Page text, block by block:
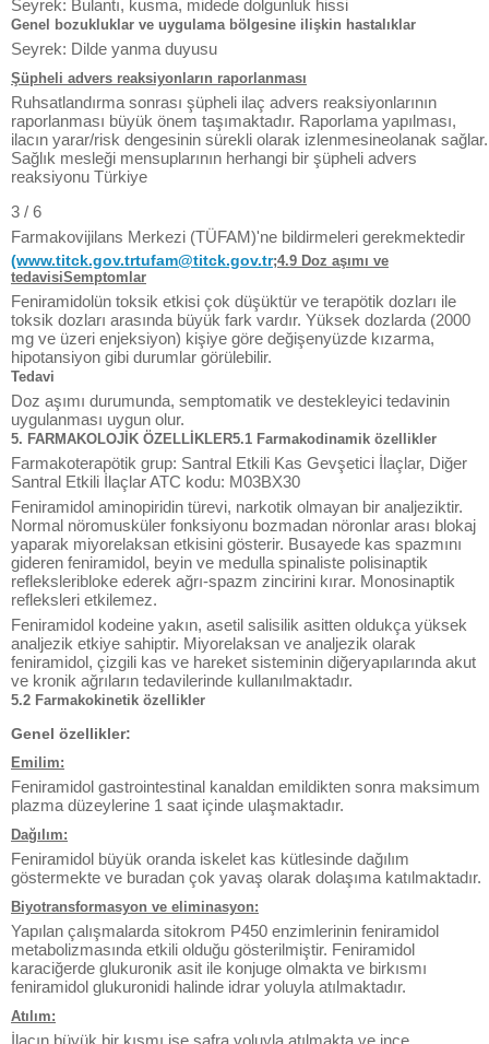
Seyrek: Bulantı, kusma, midede dolgunluk hissi
Genel bozukluklar ve uygulama bölgesine ilişkin hastalıklar
Seyrek: Dilde yanma duyusu
Şüpheli advers reaksiyonların raporlanması
Ruhsatlandırma sonrası şüpheli ilaç advers reaksiyonlarının
raporlanması büyük önem taşımaktadır. Raporlama yapılması,
ilacın yarar/risk dengesinin sürekli olarak izlenmesineolanak sağlar.
Sağlık mesleği mensuplarının herhangi bir şüpheli advers
reaksiyonu Türkiye
3 / 6
Farmakovijilans Merkezi (TÜFAM)'ne bildirmeleri gerekmektedir
(www.titck.gov.trtufam@titck.gov.tr;4.9 Doz aşımı ve
tedavisiSemptomlar
Feniramidolün toksik etkisi çok düşüktür ve terapötik dozları ile
toksik dozları arasında büyük fark vardır. Yüksek dozlarda (2000
mg ve üzeri enjeksiyon) kişiye göre değişenyüzde kızarma,
hipotansiyon gibi durumlar görülebilir.
Tedavi
Doz aşımı durumunda, semptomatik ve destekleyici tedavinin
uygulanması uygun olur.
5. FARMAKOLOJİK ÖZELLİKLER5.1 Farmakodinamik özellikler
Farmakoterapötik grup: Santral Etkili Kas Gevşetici İlaçlar, Diğer
Santral Etkili İlaçlar ATC kodu: M03BX30
Feniramidol aminopiridin türevi, narkotik olmayan bir analjeziktir.
Normal nöromusküler fonksiyonu bozmadan nöronlar arası blokaj
yaparak miyorelaksan etkisini gösterir. Busayede kas spazmını
gideren feniramidol, beyin ve medulla spinaliste polisinaptik
refleksleribloke ederek ağrı-spazm zincirini kırar. Monosinaptik
refleksleri etkilemez.
Feniramidol kodeine yakın, asetil salisilik asitten oldukça yüksek
analjezik etkiye sahiptir. Miyorelaksan ve analjezik olarak
feniramidol, çizgili kas ve hareket sisteminin diğeryapılarında akut
ve kronik ağrıların tedavilerinde kullanılmaktadır.
5.2 Farmakokinetik özellikler
Genel özellikler:
Emilim:
Feniramidol gastrointestinal kanaldan emildikten sonra maksimum
plazma düzeylerine 1 saat içinde ulaşmaktadır.
Dağılım:
Feniramidol büyük oranda iskelet kas kütlesinde dağılım
göstermekte ve buradan çok yavaş olarak dolaşıma katılmaktadır.
Biyotransformasyon ve eliminasyon:
Yapılan çalışmalarda sitokrom P450 enzimlerinin feniramidol
metabolizmasında etkili olduğu gösterilmiştir. Feniramidol
karaciğerde glukuronik asit ile konjuge olmakta ve birkısmı
feniramidol glukuronidi halinde idrar yoluyla atılmaktadır.
Atılım:
İlacın büyük bir kısmı ise safra yoluyla atılmakta ve ince